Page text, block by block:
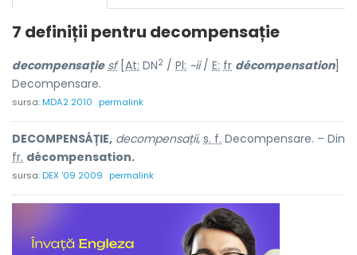
7 definiții pentru decompensație
decompensație sf[ At: DN2 / Pl: ~ii/ E: fr décompensation]
Decompensare.
sursa:MDA2 2010 permalink
DECOMPENSÁȚIE, decompensații, s. f. Decompensare. – Din
fr. décompensation.
sursa:DEX '09 2009 permalink